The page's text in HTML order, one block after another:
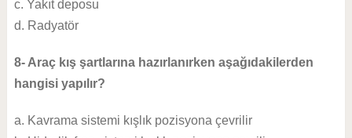
c. Yakıt deposu
d. Radyatör
8- Araç kış şartlarına hazırlanırken aşağıdakilerden
hangisi yapılır?
a. Kavrama sistemi kışlık pozisyona çevrilir